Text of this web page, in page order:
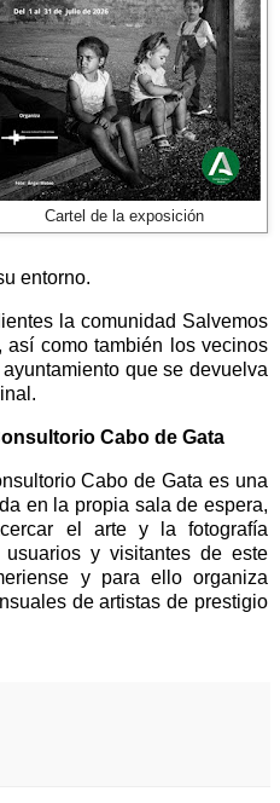
Cartel de la exposición
entorno.
la comunidad Salvemos
como también los vecinos
que se devuelva
Cabo de Gata
Cabo de Gata es una
en la propia sala de espera,
el arte y la fotografía
y visitantes de este
y para ello organiza
de artistas de prestigio